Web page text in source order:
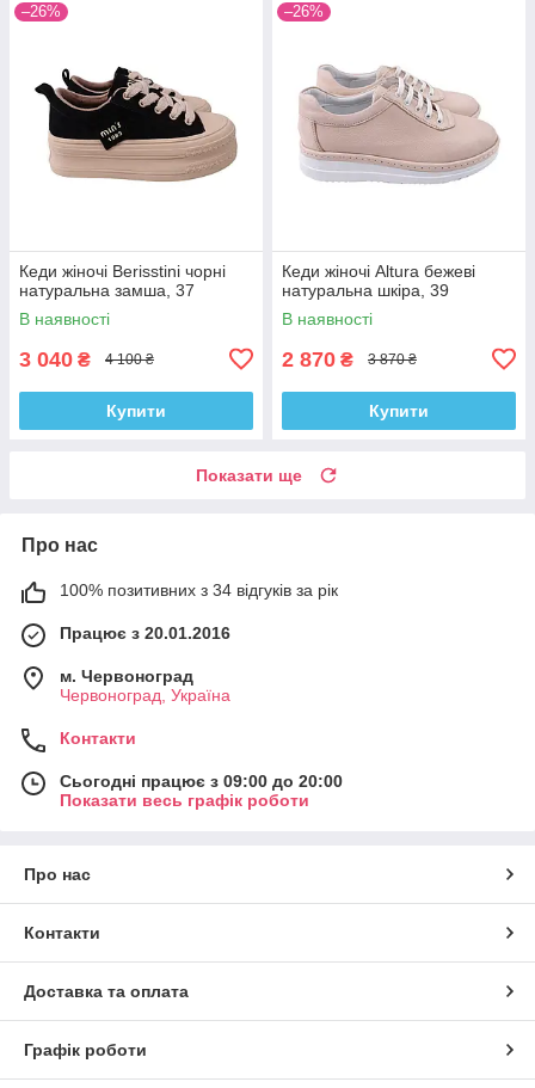
–26%
Кеди жіночі Berisstini чорні
натуральна замша, 37
В наявності
3 040 ₴ 4 100 ₴
Купити
–26%
Кеди жіночі Altura бежеві
натуральна шкіра, 39
В наявності
2 870 ₴ 3 870 ₴
Купити
Показати ще
Про нас
100% позитивних з 34 відгуків за рік
Працює з 20.01.2016
м. Червоноград
Червоноград, Україна
Контакти
Сьогодні працює з 09:00 до 20:00
Показати весь графік роботи
Про нас
Контакти
Доставка та оплата
Графік роботи